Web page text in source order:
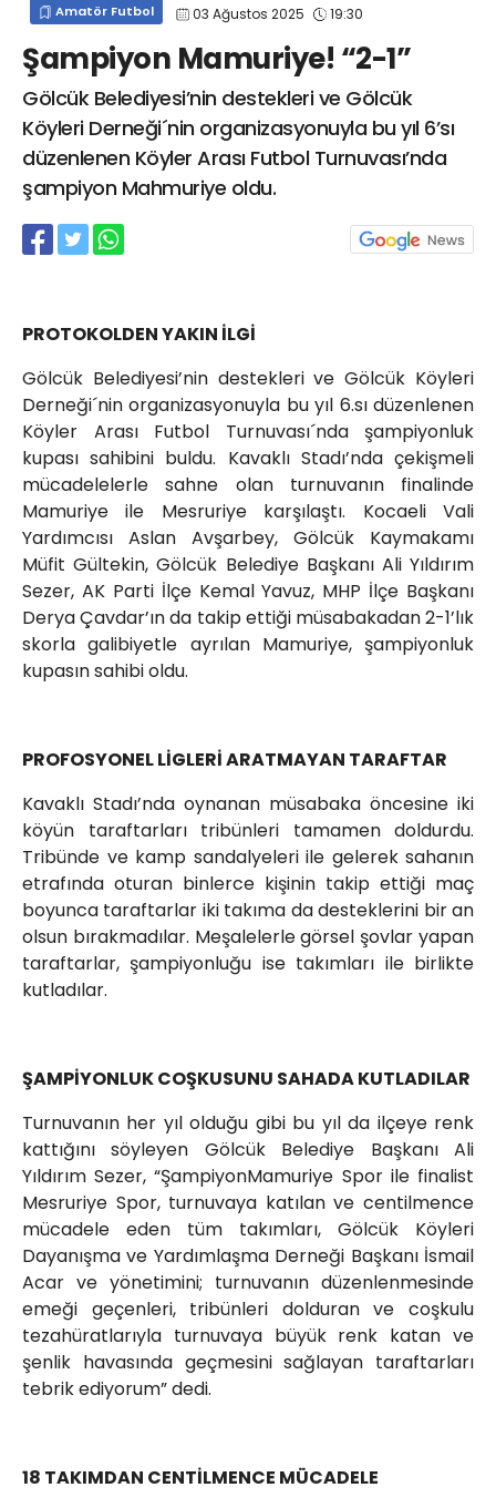
Amatör Futbol 03 Ağustos 2025 19:30
Şampiyon Mamuriye! “2-1”
Gölcük Belediyesi’nin destekleri ve Gölcük
Köyleri Derneği´nin organizasyonuyla bu yıl 6’sı
düzenlenen Köyler Arası Futbol Turnuvası’nda
şampiyon Mahmuriye oldu.
PROTOKOLDEN YAKIN İLGİ
Gölcük Belediyesi’nin destekleri ve Gölcük Köyleri
Derneği´nin organizasyonuyla bu yıl 6.sı düzenlenen
Köyler Arası Futbol Turnuvası´nda şampiyonluk
kupası sahibini buldu. Kavaklı Stadı’nda çekişmeli
mücadelelerle sahne olan turnuvanın finalinde
Mamuriye ile Mesruriye karşılaştı. Kocaeli Vali
Yardımcısı Aslan Avşarbey, Gölcük Kaymakamı
Müfit Gültekin, Gölcük Belediye Başkanı Ali Yıldırım
Sezer, AK Parti İlçe Kemal Yavuz, MHP İlçe Başkanı
Derya Çavdar’ın da takip ettiği müsabakadan 2-1’lık
skorla galibiyetle ayrılan Mamuriye, şampiyonluk
kupasın sahibi oldu.
PROFOSYONEL LİGLERİ ARATMAYAN TARAFTAR
Kavaklı Stadı’nda oynanan müsabaka öncesine iki
köyün taraftarları tribünleri tamamen doldurdu.
Tribünde ve kamp sandalyeleri ile gelerek sahanın
etrafında oturan binlerce kişinin takip ettiği maç
boyunca taraftarlar iki takıma da desteklerini bir an
olsun bırakmadılar. Meşalelerle görsel şovlar yapan
taraftarlar, şampiyonluğu ise takımları ile birlikte
kutladılar.
ŞAMPİYONLUK COŞKUSUNU SAHADA KUTLADILAR
Turnuvanın her yıl olduğu gibi bu yıl da ilçeye renk
kattığını söyleyen Gölcük Belediye Başkanı Ali
Yıldırım Sezer, “ŞampiyonMamuriye Spor ile finalist
Mesruriye Spor, turnuvaya katılan ve centilmence
mücadele eden tüm takımları, Gölcük Köyleri
Dayanışma ve Yardımlaşma Derneği Başkanı İsmail
Acar ve yönetimini; turnuvanın düzenlenmesinde
emeği geçenleri, tribünleri dolduran ve coşkulu
tezahüratlarıyla turnuvaya büyük renk katan ve
şenlik havasında geçmesini sağlayan taraftarları
tebrik ediyorum” dedi.
18 TAKIMDAN CENTİLMENCE MÜCADELE
info@spor41.com